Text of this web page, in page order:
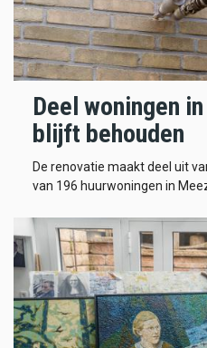
Deel woningen
blijft behouden
De renovatie maakt deel uit
van 196 huurwoningen in